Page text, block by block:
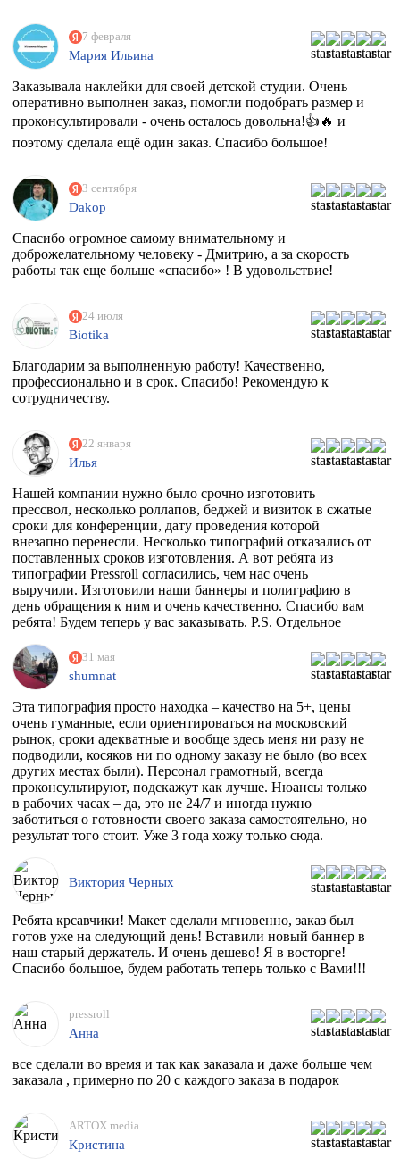
7 февраля
Мария Ильина
Заказывала наклейки для своей детской студии. Очень
оперативно выполнен заказ, помогли подобрать размер и
проконсультировали - очень осталось довольна!👍🔥 и
поэтому сделала ещё один заказ. Спасибо большое!
3 сентября
Dakop
Спасибо огромное самому внимательному и
доброжелательному человеку - Дмитрию, а за скорость
работы так еще больше «спасибо» ! В удовольствие!
24 июля
Biotika
Благодарим за выполненную работу! Качественно,
профессионально и в срок. Спасибо! Рекомендую к
сотрудничеству.
22 января
Илья
Нашей компании нужно было срочно изготовить
прессвол, несколько роллапов, беджей и визиток в сжатые
сроки для конференции, дату проведения которой
внезапно перенесли. Несколько типографий отказались от
поставленных сроков изготовления. А вот ребята из
типографии Pressroll согласились, чем нас очень
выручили. Изготовили наши баннеры и полиграфию в
день обращения к ним и очень качественно. Спасибо вам
ребята! Будем теперь у вас заказывать. P.S. Отдельное
заказа квалифицированно всё растолковал и в
последствии сообщал нам о степени готовности заказа,
т.к. сроки нас поджимали.
31 мая
shumnat
Эта типография просто находка – качество на 5+, цены
очень гуманные, если ориентироваться на московский
рынок, сроки адекватные и вообще здесь меня ни разу не
подводили, косяков ни по одному заказу не было (во всех
других местах были). Персонал грамотный, всегда
проконсультируют, подскажут как лучше. Нюансы только
в рабочих часах – да, это не 24/7 и иногда нужно
заботиться о готовности своего заказа самостоятельно, но
результат того стоит. Уже 3 года хожу только сюда.
Виктория Черных
Ребята крсавчики! Макет сделали мгновенно, заказ был
готов уже на следующий день! Вставили новый баннер в
наш старый держатель. И очень дешево! Я в восторге!
Спасибо большое, будем работать теперь только с Вами!!!
pressroll
Анна
все сделали во время и так как заказала и даже больше чем
заказала , примерно по 20 с каждого заказа в подарок
ARTOX media
Кристина